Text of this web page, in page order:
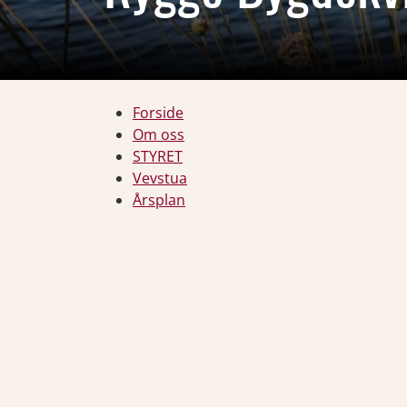
Forside
Om oss
STYRET
Vevstua
Årsplan